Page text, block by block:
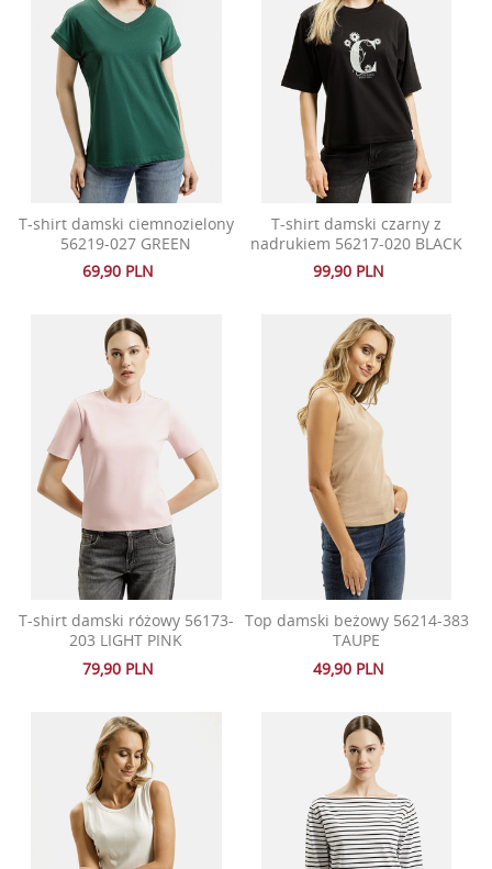
T-shirt damski ciemnozielony
56219-027 GREEN
69,90 PLN
T-shirt damski czarny z
nadrukiem 56217-020 BLACK
99,90 PLN
T-shirt damski różowy 56173-
203 LIGHT PINK
79,90 PLN
Top damski beżowy 56214-383
TAUPE
49,90 PLN